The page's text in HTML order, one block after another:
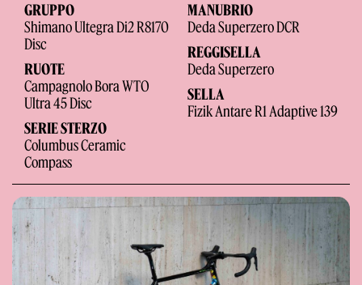
Il Marchio
Giornale
GRUPPO
Shimano Ultegra Di2 R8170
Disc
RUOTE
Campagnolo Bora WTO
Ultra 45 Disc
SERIE STERZO
Columbus Ceramic
Compass
MANUBRIO
Deda Superzero DCR
REGGISELLA
Deda Superzero
SELLA
Fizik Antare R1 Adaptive 139